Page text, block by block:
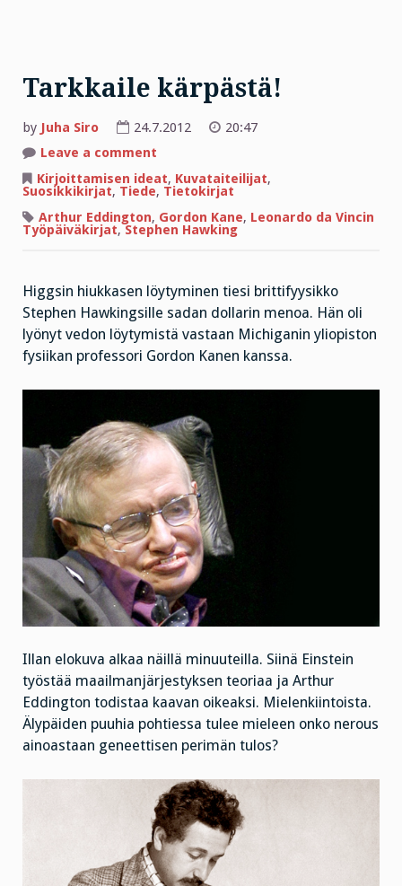
Tarkkaile kärpästä!
by Juha Siro 24.7.2012
20:47
Leave a comment
kärpästä!
Kirjoittamisen ideat, Kuvataiteilijat,
Suosikkikirjat, Tiede, Tietokirjat
Arthur Eddington, Gordon Kane, Leonardo da Vincin
Työpäiväkirjat,Stephen Hawking
Higgsin hiukkasen löytyminen tiesi brittifyysikko
Stephen Hawkingsille sadan dollarin menoa. Hän oli
lyönyt vedon löytymistä vastaan Michiganin yliopiston
fysiikan professori Gordon Kanen kanssa.
Illan elokuva alkaa näillä minuuteilla. Siinä Einstein
työstää maailmanjärjestyksen teoriaa ja Arthur
Eddington todistaa kaavan oikeaksi. Mielenkiintoista.
Älypäiden puuhia pohtiessa tulee mieleen onko nerous
ainoastaan geneettisen perimän tulos?